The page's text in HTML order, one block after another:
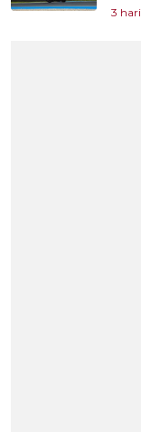
3 hari